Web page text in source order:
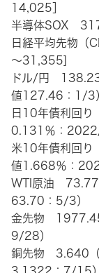
14,025］
半導体SOX
日経平均先物
～31,355]
ドル/円
値127.46：1/3
日10年債利回
0.131％：
米10年債利回
値1.668％：
WTI原油
63.70：5/3）
金先物
9/28）
銅先物 3.640